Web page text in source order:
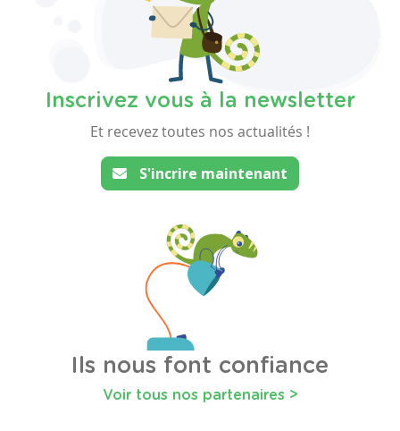
Inscrivez vous à la newsletter
Et recevez toutes nos actualités !
S'incrire maintenant
Ils nous font confiance
Voir tous nos partenaires >